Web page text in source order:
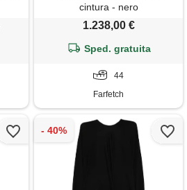
cintura - nero
1.238,00 €
Sped. gratuita
44
Farfetch